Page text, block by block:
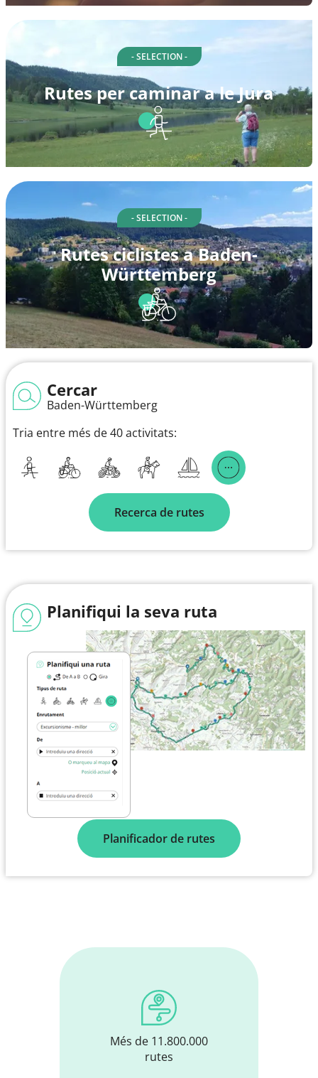
- SELECTION -
Rutes per caminar a le Jura
- SELECTION -
Rutes ciclistes a Baden-
Württemberg
Cercar
Baden-Württemberg
Tria entre més de 40 activitats:
Recerca de rutes
Planifiqui la seva ruta
Planificador de rutes
Més de 11.800.000
rutes